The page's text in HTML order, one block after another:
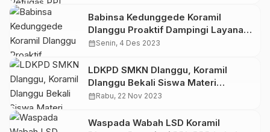
Babinsa Kedunggede Koramil
Dlanggu Proaktif Dampingi Layanan
Posyandu
calendar_monthSenin, 4 Des 2023
LDKPD SMKN Dlanggu, Koramil
Dlanggu Bekali Siswa Materi
Wasbang & PBB
calendar_monthRabu, 22 Nov 2023
Waspada Wabah LSD Koramil